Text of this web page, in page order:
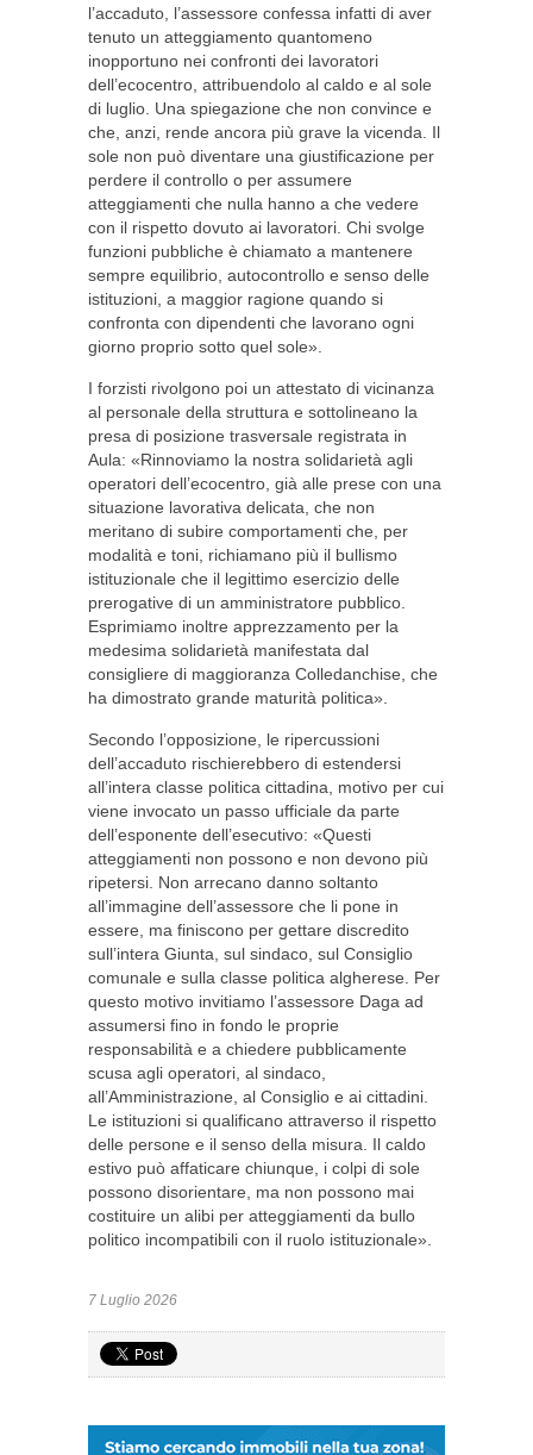
l’accaduto, l’assessore confessa infatti di aver
tenuto un atteggiamento quantomeno
inopportuno nei confronti dei lavoratori
dell’ecocentro, attribuendolo al caldo e al sole
di luglio. Una spiegazione che non convince e
che, anzi, rende ancora più grave la vicenda. Il
sole non può diventare una giustificazione per
perdere il controllo o per assumere
atteggiamenti che nulla hanno a che vedere
con il rispetto dovuto ai lavoratori. Chi svolge
funzioni pubbliche è chiamato a mantenere
sempre equilibrio, autocontrollo e senso delle
istituzioni, a maggior ragione quando si
confronta con dipendenti che lavorano ogni
giorno proprio sotto quel sole».
I forzisti rivolgono poi un attestato di vicinanza
al personale della struttura e sottolineano la
presa di posizione trasversale registrata in
Aula: «Rinnoviamo la nostra solidarietà agli
operatori dell’ecocentro, già alle prese con una
situazione lavorativa delicata, che non
meritano di subire comportamenti che, per
modalità e toni, richiamano più il bullismo
istituzionale che il legittimo esercizio delle
prerogative di un amministratore pubblico.
Esprimiamo inoltre apprezzamento per la
medesima solidarietà manifestata dal
consigliere di maggioranza Colledanchise, che
ha dimostrato grande maturità politica».
Secondo l’opposizione, le ripercussioni
dell’accaduto rischierebbero di estendersi
all’intera classe politica cittadina, motivo per cui
viene invocato un passo ufficiale da parte
dell’esponente dell’esecutivo: «Questi
atteggiamenti non possono e non devono più
ripetersi. Non arrecano danno soltanto
all’immagine dell’assessore che li pone in
essere, ma finiscono per gettare discredito
sull’intera Giunta, sul sindaco, sul Consiglio
comunale e sulla classe politica algherese. Per
questo motivo invitiamo l’assessore Daga ad
assumersi fino in fondo le proprie
responsabilità e a chiedere pubblicamente
scusa agli operatori, al sindaco,
all’Amministrazione, al Consiglio e ai cittadini.
Le istituzioni si qualificano attraverso il rispetto
delle persone e il senso della misura. Il caldo
estivo può affaticare chiunque, i colpi di sole
possono disorientare, ma non possono mai
costituire un alibi per atteggiamenti da bullo
politico incompatibili con il ruolo istituzionale».
7 Luglio 2026